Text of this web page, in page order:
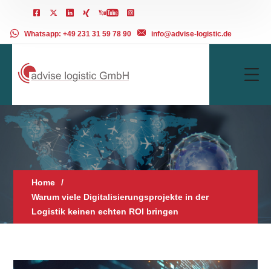
info@advise-logistic.de
Whatsapp: +49 231 31 59 78 90
Home
Warum viele Digitalisierungsprojekte in der
Logistik keinen echten ROI bringen